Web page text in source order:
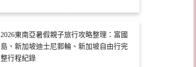
2026東南亞暑假親子旅行攻略整理：富國
島、新加坡迪士尼郵輪、新加坡自由行完
整行程紀錄